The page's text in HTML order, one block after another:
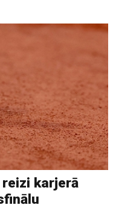
karjerā